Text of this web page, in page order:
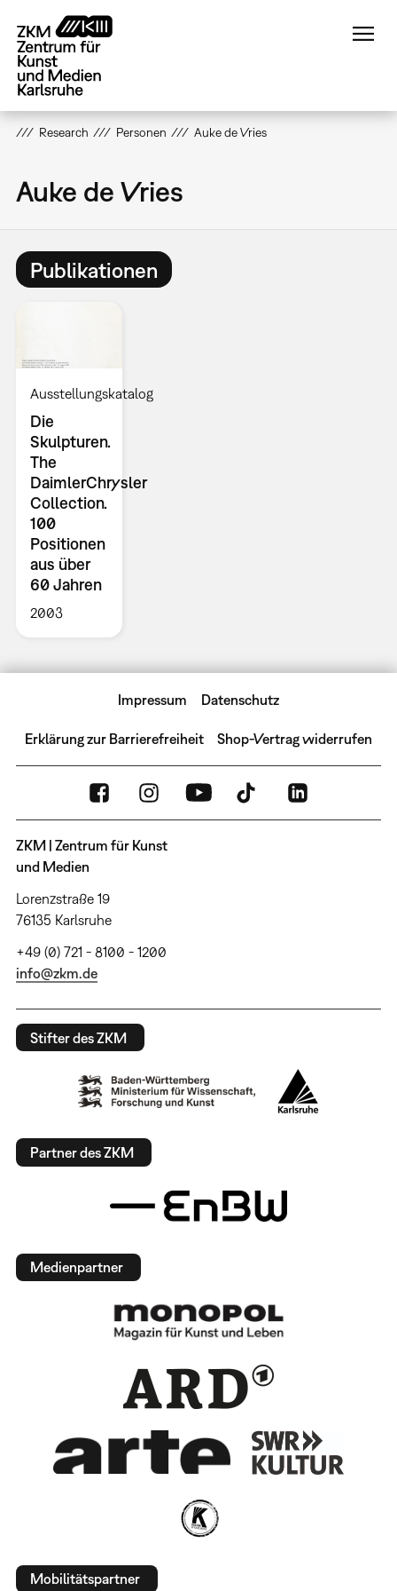
zum
Inhalt
Research Personen Auke de Vries
Auke de Vries
Publikationen
Ausstellungskatalog
Die
Skulpturen.
The
DaimlerChrysler
Collection.
100
Positionen
aus über
60 Jahren
2003
Impressum Datenschutz
Erklärung zur Barrierefreiheit Shop-Vertrag widerrufen
ZKM | Zentrum für Kunst
und Medien
Lorenzstraße 19
76135 Karlsruhe
+49 (0) 721 - 8100 - 1200
info@zkm.de
Stifter des ZKM
Partner des ZKM
Medienpartner
Mobilitätspartner